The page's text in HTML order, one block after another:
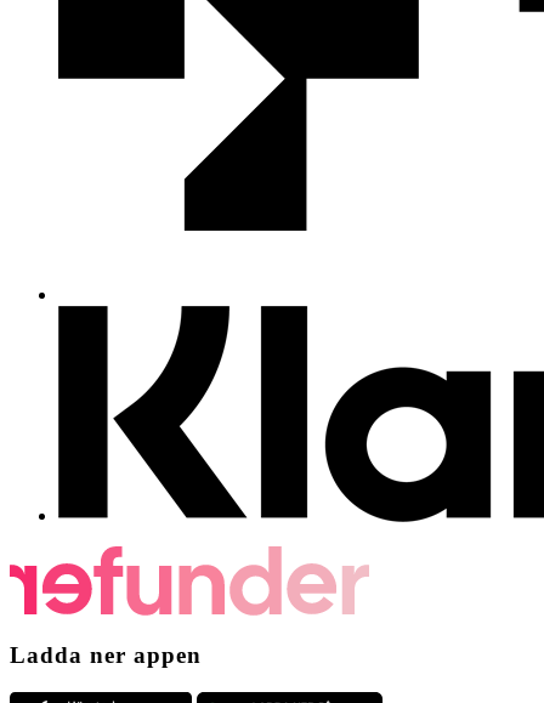
Ladda ner appen